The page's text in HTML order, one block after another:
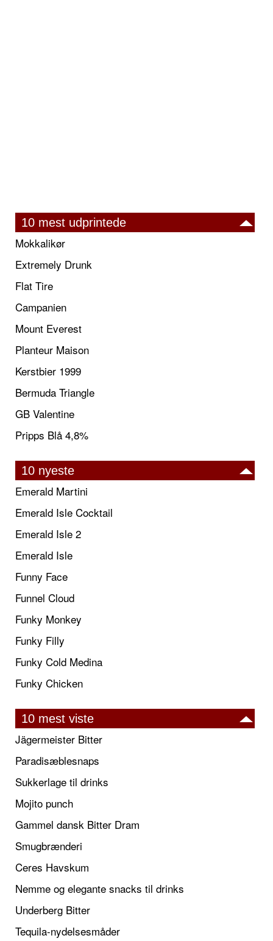
10 mest udprintede
Mokkalikør
Extremely Drunk
Flat Tire
Campanien
Mount Everest
Planteur Maison
Kerstbier 1999
Bermuda Triangle
GB Valentine
Pripps Blå 4,8%
10 nyeste
Emerald Martini
Emerald Isle Cocktail
Emerald Isle 2
Emerald Isle
Funny Face
Funnel Cloud
Funky Monkey
Funky Filly
Funky Cold Medina
Funky Chicken
10 mest viste
Jägermeister Bitter
Paradisæblesnaps
Sukkerlage til drinks
Mojito punch
Gammel dansk Bitter Dram
Smugbrænderi
Ceres Havskum
Nemme og elegante snacks til drinks
Underberg Bitter
Tequila-nydelsesmåder